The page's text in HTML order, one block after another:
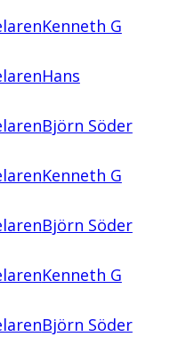
Kenneth G
Hans
Björn Söder
Kenneth G
Björn Söder
Kenneth G
Björn Söder